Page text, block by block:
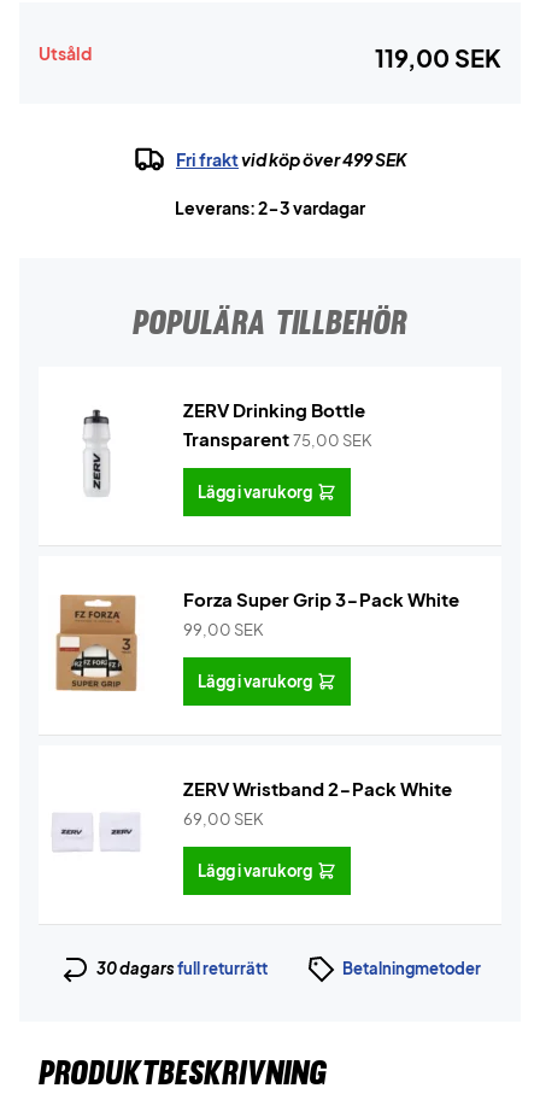
Utsåld 119,00 SEK
Fri fraktvid köp över 499 SEK
Leverans: 2-3 vardagar
POPULÄRA TILLBEHÖR
ZERV Drinking Bottle
Transparent75,00 SEK
Lägg i varukorg
Forza Super Grip 3-Pack White
99,00 SEK
Lägg i varukorg
ZERV Wristband 2-Pack White
69,00 SEK
Lägg i varukorg
30 dagarsfull returrätt Betalningmetoder
PRODUKTBESKRIVNING